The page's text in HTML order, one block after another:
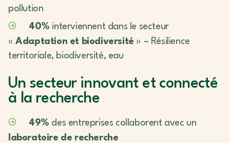
pollution
40% interviennent dans le secteur
«Adaptation et biodiversité » – Résilience
territoriale, biodiversité, eau
Un secteur innovant et connecté
à la recherche
49% des entreprises collaborent avec un
laboratoire de recherche